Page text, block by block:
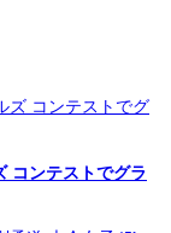
コンテストでグラ